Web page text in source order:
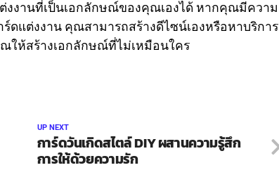
งานที่เป็นเอกลักษณ์ของคุณเองได้ หากคุณมีความ
ดแต่งงาน คุณสามารถสร้างดีไซน์เองหรือหาบริการ
ให้สร้างเอกลักษณ์ที่ไม่เหมือนใคร
UP NEXT
การ์ดวันเกิดสไตล์ DIY ผสานความรู้สึก
การให้ด้วยความรัก